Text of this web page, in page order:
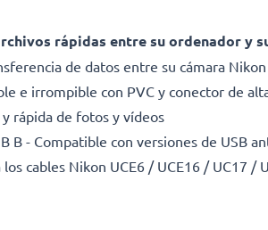
rápidas entre su ordenador y
de datos entre su cámara
e irrompible con PVC y conector de
rápida de fotos y vídeos
B - Compatible con versiones de USB
cables Nikon UCE6 / UCE16 / UC17 /